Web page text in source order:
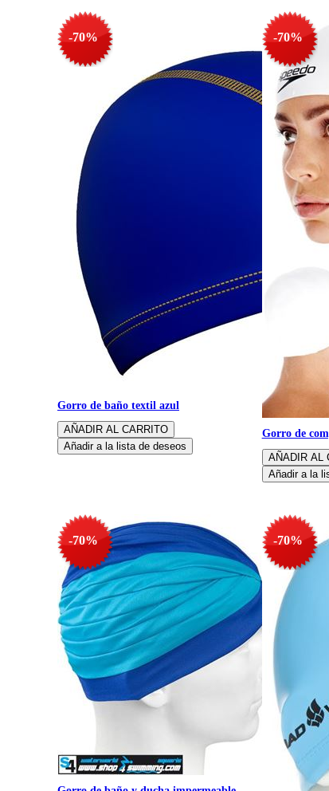
-70%
Gorro de baño textil azul
-70%
Gorro de
-70% -70%